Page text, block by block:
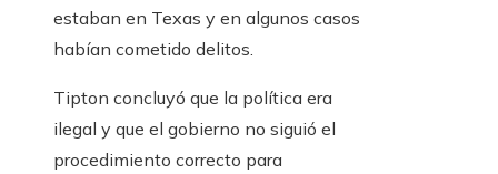
estaban en Texas y en algunos casos
habían cometido delitos.
Tipton concluyó que la política era
ilegal y que el gobierno no siguió el
procedimiento correcto para